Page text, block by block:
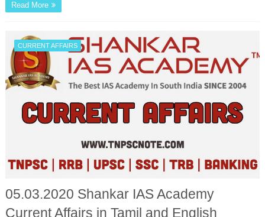
Read More
CURRENT AFFAIRS
05.03.2020 Shankar IAS Academy
Current Affairs in Tamil and English